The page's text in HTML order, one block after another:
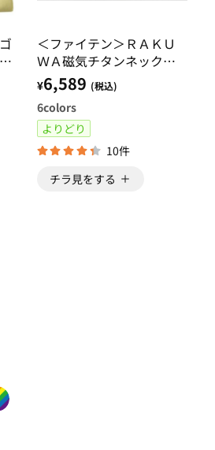
＜ファイテン＞ＲＡＫＵ
ＷＡ磁気チタンネックレ
ス メタルトップ
¥6,589 (税込)
6colors
よりどり
10件
チラ見をする